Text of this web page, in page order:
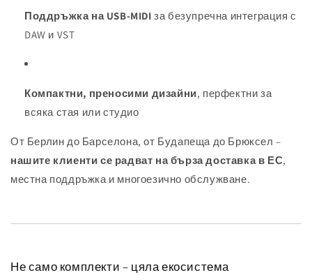
Поддръжка на USB-MIDI за безупречна интеграция с
DAW и VST
Компактни, преносими дизайни, перфектни за
всяка стая или студио
От Берлин до Барселона, от Будапеща до Брюксел –
нашите клиенти се радват на бърза доставка в ЕС,
местна поддръжка и многоезично обслужване.
Не само комплекти – цяла екосистема